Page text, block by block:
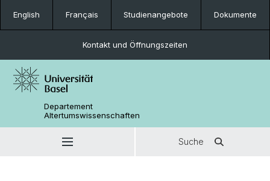
English Français Studienangebote Dokumente
Kontakt und Öffnungszeiten
Departement
Altertumswissenschaften
Suche